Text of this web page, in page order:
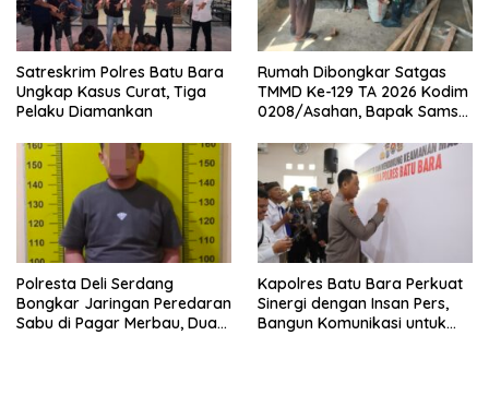
Satreskrim Polres Batu Bara
Ungkap Kasus Curat, Tiga
Pelaku Diamankan
Rumah Dibongkar Satgas
TMMD Ke-129 TA 2026 Kodim
0208/Asahan, Bapak Samsul
Miliki Rumah Layak Huni
Segera Terwujud
Polresta Deli Serdang
Bongkar Jaringan Peredaran
Sabu di Pagar Merbau, Dua
Kapolres Batu Bara Perkuat
Sinergi dengan Insan Pers,
Bangun Komunikasi untuk